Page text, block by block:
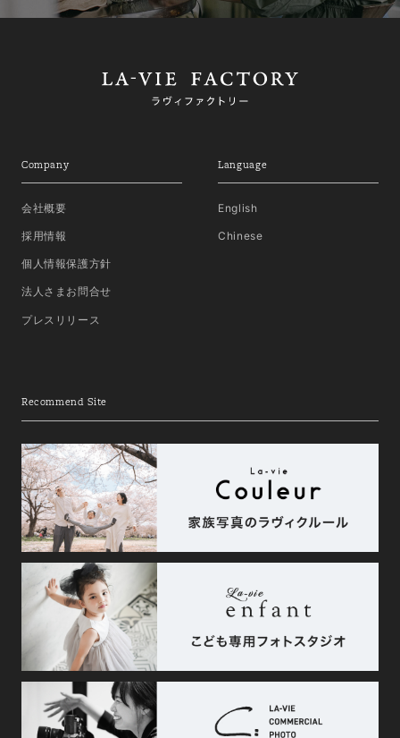
Company
会社概要
採用情報
個人情報保護方針
法人さまお問合せ
プレスリリース
Language
English
Chinese
Recommend Site